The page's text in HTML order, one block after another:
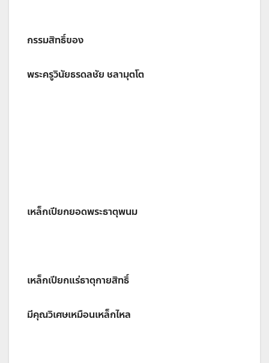
กรรมสิทธิ์ของ
พระครูวินัยธรดลชัย ชลามุตโต
เหล็กเปียกยอดพระธาตุพนม
เหล็กเปียกแร่ธาตุกายสิทธิ์
มีคุณวิเศษเหมือนเหล็กไหล